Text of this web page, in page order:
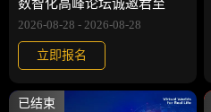
数智化高峰论坛诚邀君至
2026-08-28 - 2026-08-28
立即报名
已结束